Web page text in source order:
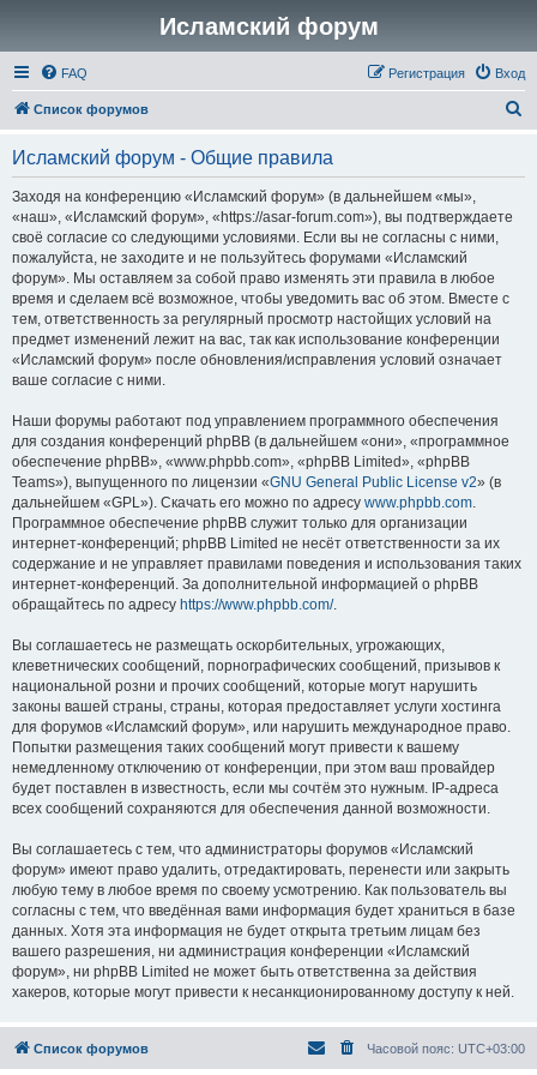
Исламский форум
FAQ Вход
Регистрация
Список форумов
Исламский форум - Общие правила
Заходя на конференцию «Исламский форум» (в дальнейшем «мы»,
«наш», «Исламский форум», «https://asar-forum.com»), вы подтверждаете
своё согласие со следующими условиями. Если вы не согласны с ними,
пожалуйста, не заходите и не пользуйтесь форумами «Исламский
форум». Мы оставляем за собой право изменять эти правила в любое
время и сделаем всё возможное, чтобы уведомить вас об этом. Вместе с
тем, ответственность за регулярный просмотр настойщих условий на
предмет изменений лежит на вас, так как использование конференции
«Исламский форум» после обновления/исправления условий означает
ваше согласие с ними.
Наши форумы работают под управлением программного обеспечения
для создания конференций phpBB (в дальнейшем «они», «программное
обеспечение phpBB», «www.phpbb.com», «phpBB Limited», «phpBB
Teams»), выпущенного по лицензии «GNU General Public License v2» (в
дальнейшем «GPL»). Скачать его можно по адресу www.phpbb.com.
Программное обеспечение phpBB служит только для организации
интернет-конференций; phpBB Limited не несёт ответственности за их
содержание и не управляет правилами поведения и использования таких
интернет-конференций. За дополнительной информацией о phpBB
обращайтесь по адресу https://www.phpbb.com/.
Вы соглашаетесь не размещать оскорбительных, угрожающих,
клеветнических сообщений, порнографических сообщений, призывов к
национальной розни и прочих сообщений, которые могут нарушить
законы вашей страны, страны, которая предоставляет услуги хостинга
для форумов «Исламский форум», или нарушить международное право.
Попытки размещения таких сообщений могут привести к вашему
немедленному отключению от конференции, при этом ваш провайдер
будет поставлен в известность, если мы сочтём это нужным. IP-адреса
всех сообщений сохраняются для обеспечения данной возможности.
Вы соглашаетесь с тем, что администраторы форумов «Исламский
форум» имеют право удалить, отредактировать, перенести или закрыть
любую тему в любое время по своему усмотрению. Как пользователь вы
согласны с тем, что введённая вами информация будет храниться в базе
данных. Хотя эта информация не будет открыта третьим лицам без
вашего разрешения, ни администрация конференции «Исламский
форум», ни phpBB Limited не может быть ответственна за действия
хакеров, которые могут привести к несанкционированному доступу к ней.
Список форумов Часовой пояс: UTC+03:00